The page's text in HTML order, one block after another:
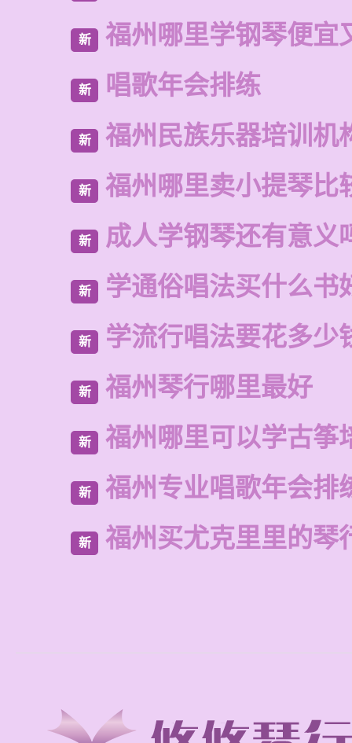
新 福州哪里学钢琴便宜
新 唱歌年会排练
新 福州民族乐器培训机
新 福州哪里卖小提琴比
新 成人学钢琴还有意义
新 学通俗唱法买什么书
新 学流行唱法要花多少
新 福州琴行哪里最好
新 福州哪里可以学古筝
新 福州专业唱歌年会排
新 福州买尤克里里的琴